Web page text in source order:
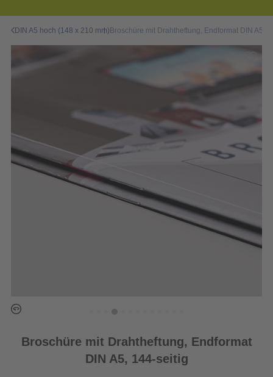
DIN A5 hoch (148 x 210 mm)Broschüre mit Drahtheftung, Endformat DIN A5,
Broschüre mit Drahtheftung, Endformat
DIN A5, 144-seitig